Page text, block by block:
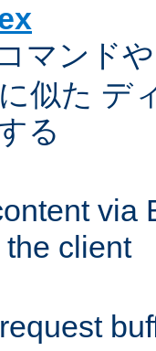
コマンド
似た デ
る
via
client